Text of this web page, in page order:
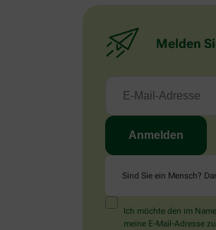
Melden
Sind Sie ein Mensch?
Ich möchte den im
meine E-Mail-Adresse